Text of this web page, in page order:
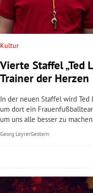
Untermenü
Untermenü
Untermenü
Untermenü
Untermenü
Kultur
Vierte Staffel „Ted
Trainer der Herzen
In der neuen Staffel wird Ted
um dort ein
um uns alle besser zu
Georg LeyrerGestern